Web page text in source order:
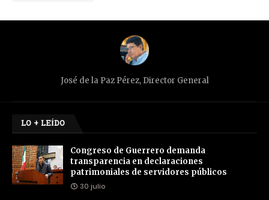
José de la Paz Pérez, Director General
LO + LEÍDO
Congreso de Guerrero demanda
transparencia en declaraciones
patrimoniales de servidores públicos
30 julio